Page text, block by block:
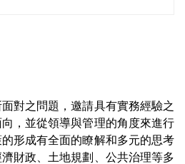
對之問題，邀請具有實務經驗之
，並從領導與管理的角度來進行
形成有全面的瞭解和多元的思考
財政、土地規劃、公共治理等多